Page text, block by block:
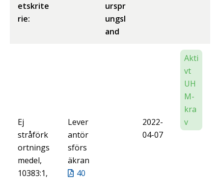
etskrite
rie:
urspr
ungsl
and
Ej
stråförk
ortnings
medel,
10383:1,
Lever
antör
sförs
äkran
40
2022-
04-07
Akti
vt
UH
M-
kra
v